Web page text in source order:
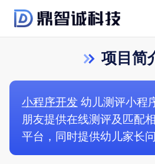
项目简
小程序开发幼儿测评小程
朋友提供在线测评及匹配
平台，同时提供幼儿家长问